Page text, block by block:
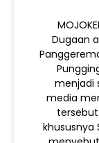
Dugaan
menjadi
media
khususnya